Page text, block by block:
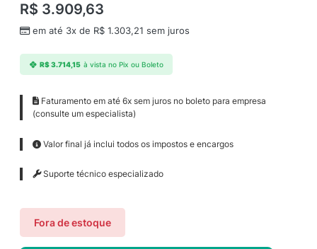
R$ 3.909,63
em até 3x de R$ 1.303,21 sem juros
R$3.714,15 à vista no Pix ou Boleto
Faturamento em até 6x sem juros no boleto para empresa
(consulte um especialista)
Valor final já inclui todos os impostos e encargos
Suporte técnico especializado
Fora de estoque